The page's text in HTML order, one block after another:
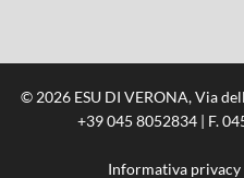
© 2026 ESU DI VERONA, Via
+39 045 8052834| F.
Informativa privacy